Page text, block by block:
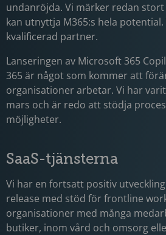
undanröjda. Vi märker redan
kan utnyttja M365:s hela
kvalificerad partner.
Lanseringen av Microsoft 365
365 är något som kommer att
organisationer arbetar. Vi har
mars och är redo att stödja
möjligheter.
SaaS-tjänsterna
Vi har en fortsatt positiv
release med stöd för frontline
organisationer med många
butiker, inom vård och omsorg